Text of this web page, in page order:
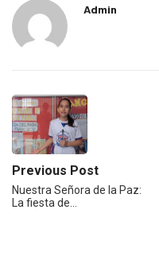
Admin
Previous Post
Nuestra Señora de la Paz:
La fiesta de…